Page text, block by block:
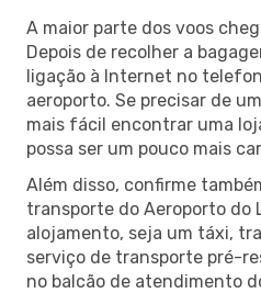
A maior parte dos voos
Depois de recolher a
ligação à Internet no
aeroporto. Se precisar de
mais fácil encontrar uma
possa ser um pouco mais
Além disso, confirme
transporte do Aeroporto do
alojamento, seja um táxi,
serviço de transporte pré-
no balcão de atendimento